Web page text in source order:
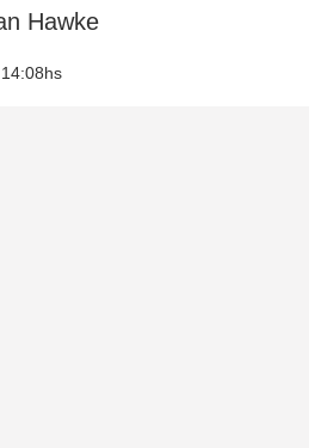
Hawke